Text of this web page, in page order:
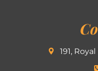
191,